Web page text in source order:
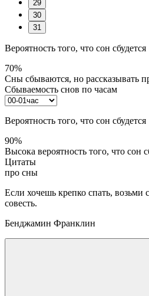
29
30
31
Вероятность того, что сон сбудется
70%
Сны сбываются, но рассказывать
Сбываемость снов по часам
Вероятность того, что сон сбудется
90%
Высока вероятность того, что сон
Цитаты
про сны
Если хочешь крепко спать, возьми
совесть.
Бенджамин Франклин